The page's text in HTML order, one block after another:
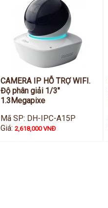
CAMERA IP HỖ TRỢ WIFI.
Độ phân giải 1/3"
1.3Megapixe
Mã SP: DH-IPC-A15P
Giá:2,618,000 VNĐ